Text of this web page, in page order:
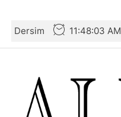
Dersim 11:48:03 AM